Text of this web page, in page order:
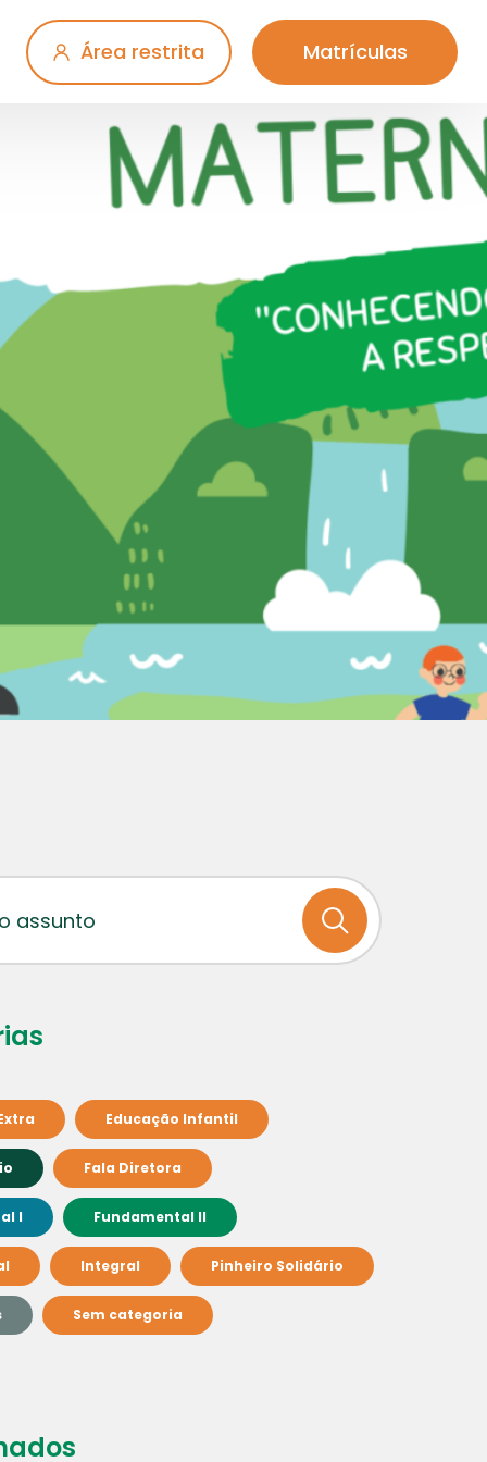
Área restrita Matrículas
Educação Infantil
Fala Diretora
I Fundamental II
Integral Pinheiro Solidário
Sem categoria